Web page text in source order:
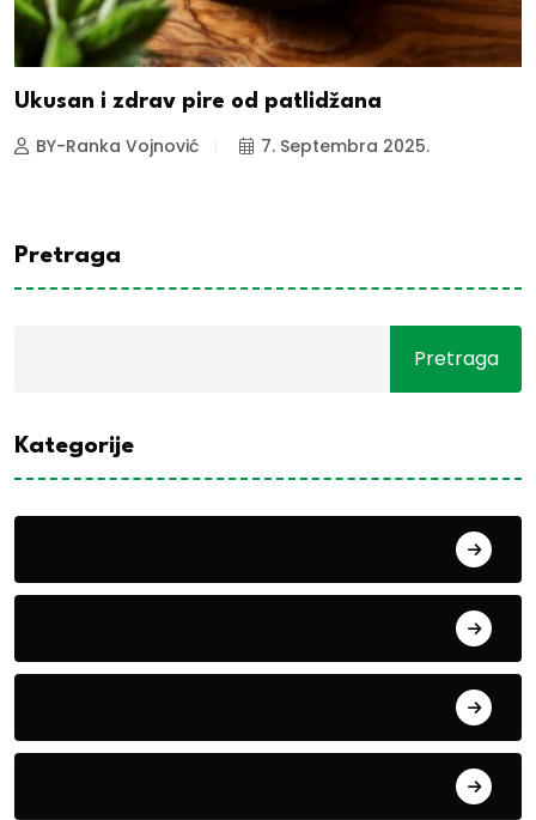
Ukusan i zdrav pire od patlidžana
BY-Ranka Vojnović 7. Septembra 2025.
Pretraga
Pretraga
Kategorije